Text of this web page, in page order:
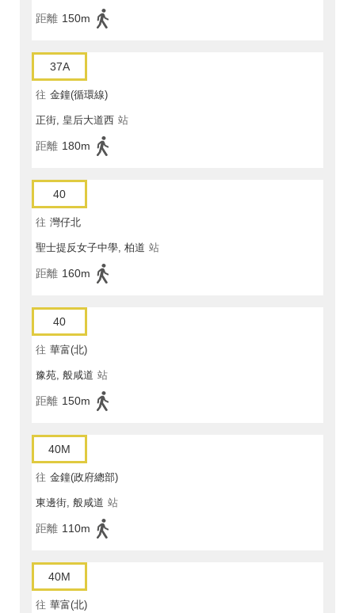
距離 150m
37A
往 金鐘(循環線)
正街, 皇后大道西 站
距離 180m
40
往 灣仔北
聖士提反女子中學, 柏道 站
距離 160m
40
往 華富(北)
豫苑, 般咸道 站
距離 150m
40M
往 金鐘(政府總部)
東邊街, 般咸道 站
距離 110m
40M
往 華富(北)